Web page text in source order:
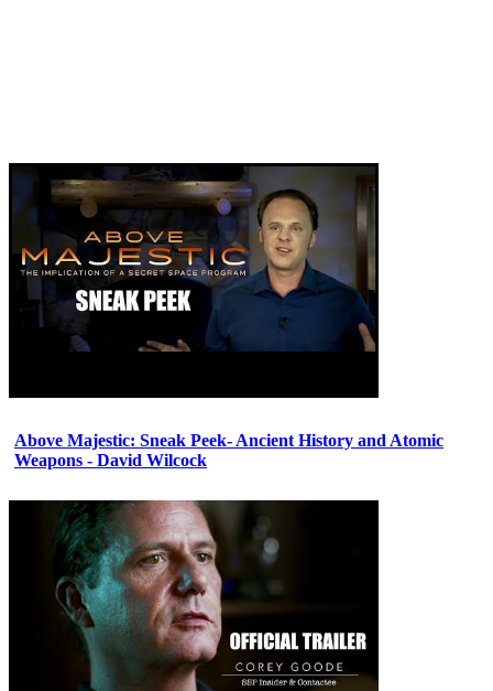
Above Majestic: Sneak Peek- Ancient History and Atomic
Weapons - David Wilcock